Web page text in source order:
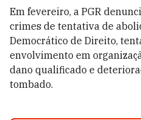
Em fevereiro, a PGR
crimes de tentativa de
Democrático de Direito,
envolvimento em
dano qualificado e
tombado.